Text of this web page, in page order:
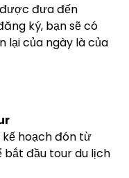
được đưa đến
ký, bạn sẽ có
lại của ngày là của
kế hoạch đón từ
bắt đầu tour du lịch